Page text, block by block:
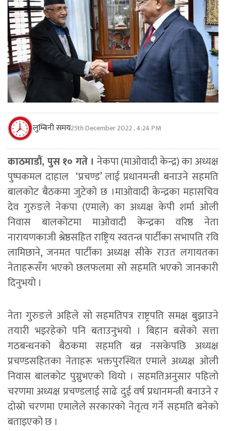
लुम्बिनी समय25th December 2022 , 4:24 PM
काठमाडौं, पुस १० गते । नेकपा (माओवादी केन्द्र) का अध्यक्ष
पुष्पकमल दाहाल ‘प्रचण्ड’ लाई प्रधानमन्त्री बनाउने सहमति
बालकोट बैठकमा जुटेको छ ।माओवादी केन्द्रका महासचिव
देव गुरुङले नेकपा (एमाले) का अध्यक्ष केपी शर्मा ओली
निवास बालकोटमा माओवादी केन्द्रका वरिष्ठ नेता
नारायणकाजी श्रेष्ठसहित राष्ट्रिय स्वतन्त्र पार्टीका सभापति रवि
लामिछाने, जनमत पार्टीका अध्यक्ष सीके राउत लगायतका
नेताहरूसँग भएको छलफलमा सो सहमति भएको जानकारी
दिनुभयो ।
नेता गुरुङले अहिले सो सहमतिपत्र राष्ट्रपति समक्ष बुझाउने
तयारी भइरहेको पनि बताउनुभयो । बिहान बसेको सत्ता
गठबन्धनको बैठकमा सहमति बन्न नसकेपछि अध्यक्ष
प्रचण्डसहितका नेताहरू भक्तपुरस्थित एमाले अध्यक्ष ओली
निवास बालकोट पुग्नुभएको थियो । सहमतिअनुसार पहिलो
चरणमा अध्यक्ष प्रचण्डलाई साढे दुई वर्ष प्रधानमन्त्री बनाउने र
दोस्रो चरणमा एमालेले सरकारको नेतृत्व गर्ने सहमति बनेको
बताइएको छ ।